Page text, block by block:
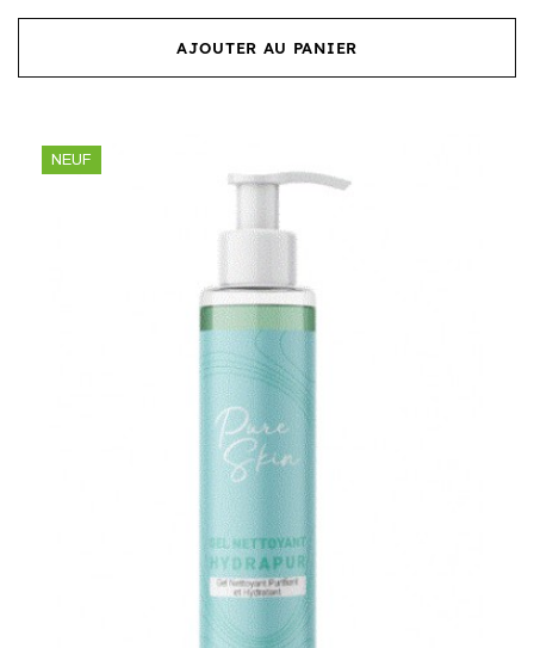
AJOUTER AU PANIER
NEUF